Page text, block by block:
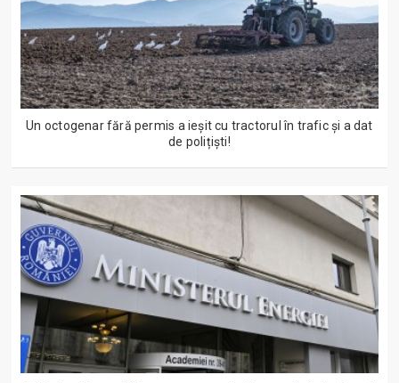
Un octogenar fără permis a ieșit cu tractorul în trafic și a dat
de polițiști!